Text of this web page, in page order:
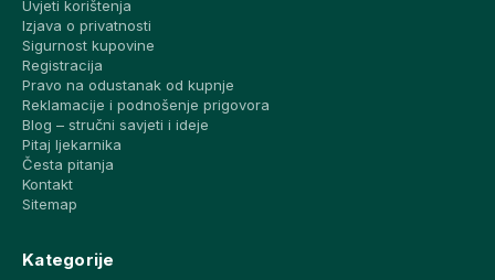
Uvjeti korištenja
Izjava o privatnosti
Sigurnost kupovine
Registracija
Pravo na odustanak od kupnje
Reklamacije i podnošenje prigovora
Blog – stručni savjeti i ideje
Pitaj ljekarnika
Česta pitanja
Kontakt
Sitemap
Kategorije